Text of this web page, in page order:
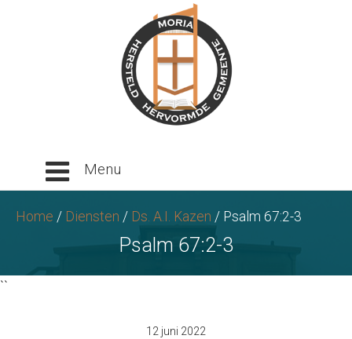
Home / Diensten / Ds. A.I. Kazen / Psalm 67:2-3
Psalm 67:2-3
``
12 juni 2022